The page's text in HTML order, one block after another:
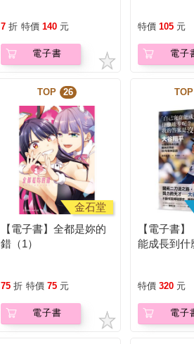
7 折 特價 140 元
電子書
特價 105 元
電子
TOP 26
金石堂
【電子書】全都是妳的
錯（1）
75 折 特價 75 元
電子書
TOP
【電子書
能成長到什
特價 320 元
電子